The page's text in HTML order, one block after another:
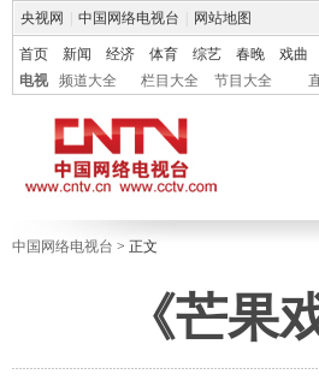
央视网 中国网络电视台 网站地图
首页 新闻 经济 体育 综艺 春晚 戏曲
电视
频道大全 栏目大全 节目大全
中国网络电视台 > 正文
《芒果